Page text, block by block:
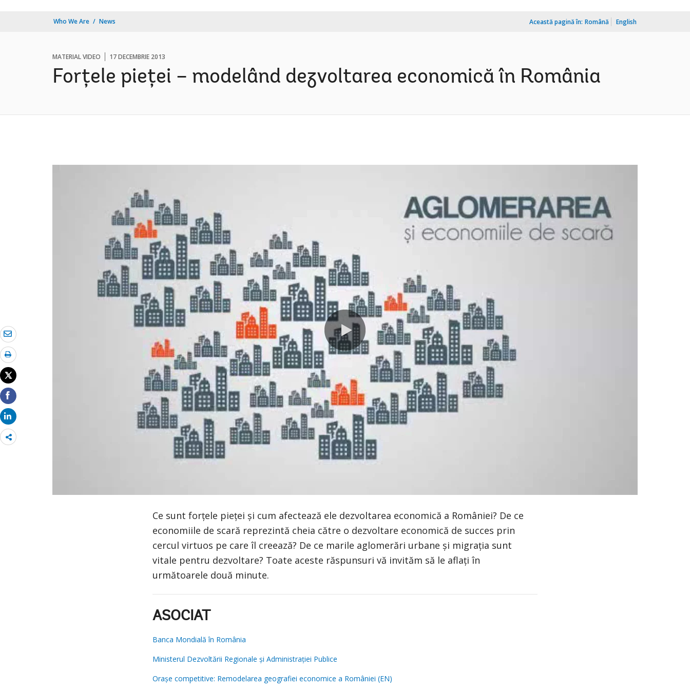
Who We Are News Această pagină în: Română English
MATERIAL VIDEO 17 DECEMBRIE 2013
Forțele pieței – modelând dezvoltarea economică în România
Share
more
Ce sunt forțele pieței și cum afectează ele dezvoltarea economică a României? De ce
economiile de scară reprezintă cheia către o dezvoltare economică de succes prin
cercul virtuos pe care îl creează? De ce marile aglomerări urbane și migrația sunt
vitale pentru dezvoltare? Toate aceste răspunsuri vă invităm să le aflați în
următoarele două minute.
ASOCIAT
Banca Mondială în România
Ministerul Dezvoltării Regionale şi Administraţiei Publice
Orașe competitive: Remodelarea geografiei economice a României (EN)